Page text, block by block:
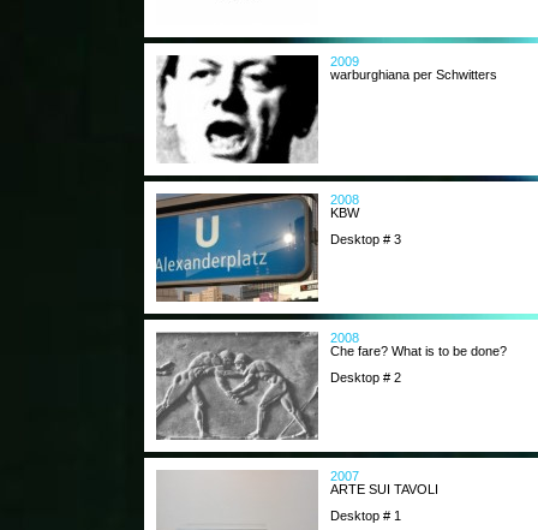
2009
warburghiana per Schwitters
2008
KBW
Desktop # 3
2008
Che fare? What is to be done?
Desktop # 2
2007
ARTE SUI TAVOLI
Desktop # 1